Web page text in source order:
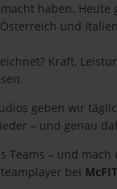
haben.
und
Kraft,
geben wir
– und genau
Teams – und
bei McFIT